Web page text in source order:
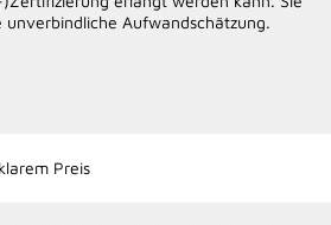
unverbindliche Aufwandschätzung.
Preis